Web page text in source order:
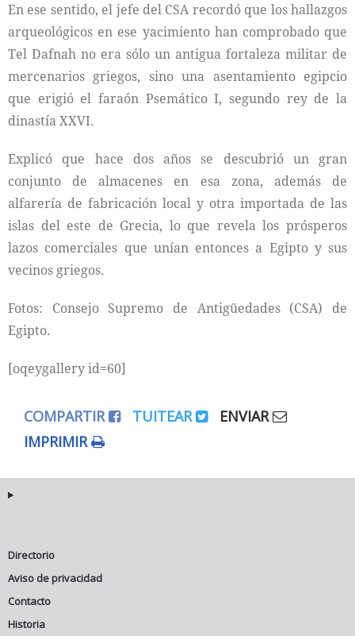
En ese sentido, el jefe del CSA recordó que los hallazgos
arqueológicos en ese yacimiento han comprobado que
Tel Dafnah no era sólo un antigua fortaleza militar de
mercenarios griegos, sino una asentamiento egipcio
que erigió el faraón Psemático I, segundo rey de la
dinastía XXVI.
Explicó que hace dos años se descubrió un gran
conjunto de almacenes en esa zona, además de
alfarería de fabricación local y otra importada de las
islas del este de Grecia, lo que revela los prósperos
lazos comerciales que unían entonces a Egipto y sus
vecinos griegos.
Fotos: Consejo Supremo de Antigüedades (CSA) de
Egipto.
[oqeygallery id=60]
COMPARTIR TUITEAR
ENVIAR
IMPRIMIR
Directorio
Aviso de privacidad
Contacto
Historia